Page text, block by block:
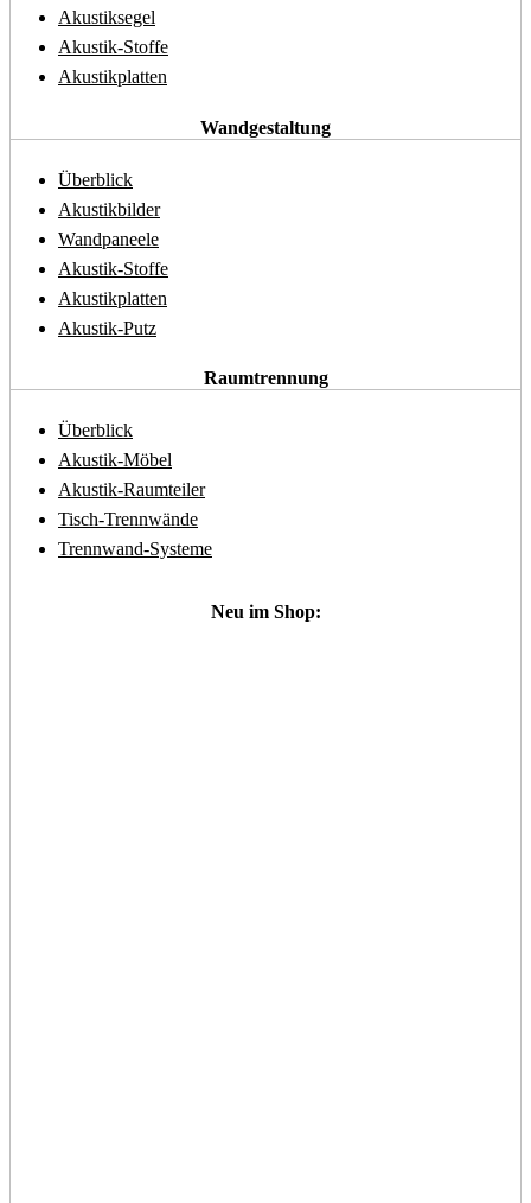
Akustiksegel
Akustik-Stoffe
Akustikplatten
Wandgestaltung
Überblick
Akustikbilder
Wandpaneele
Akustik-Stoffe
Akustikplatten
Akustik-Putz
Raumtrennung
Überblick
Akustik-Möbel
Akustik-Raumteiler
Tisch-Trennwände
Trennwand-Systeme
Neu im Shop: